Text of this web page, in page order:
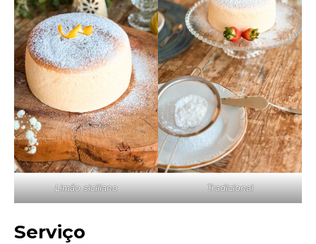
Limão siciliano Tradicional
Serviço